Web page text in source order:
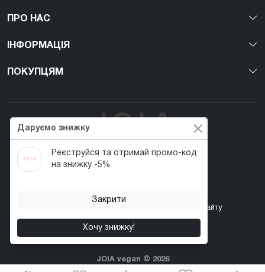
ПРО НАС
ІНФОРМАЦІЯ
ПОКУПЦЯМ
Перший веган nail-бренд в Україні!
Карта сайту
JOIA vegan © 2026
Даруємо знижку
Реєструйся та отримай промо-код
на знижку -5%
Закрити
Хочу знижку!